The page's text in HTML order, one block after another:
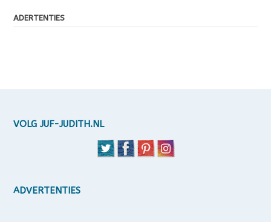
ADERTENTIES
VOLG JUF-JUDITH.NL
ADVERTENTIES